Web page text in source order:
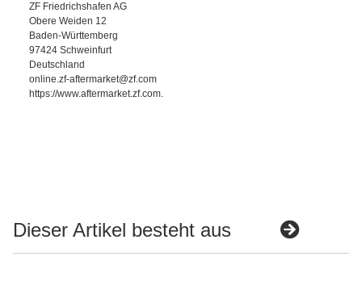
ZF Friedrichshafen AG
Obere Weiden 12
Baden-Württemberg
97424 Schweinfurt
Deutschland
online.zf-aftermarket@zf.com
https://www.aftermarket.zf.com.
Dieser Artikel besteht aus